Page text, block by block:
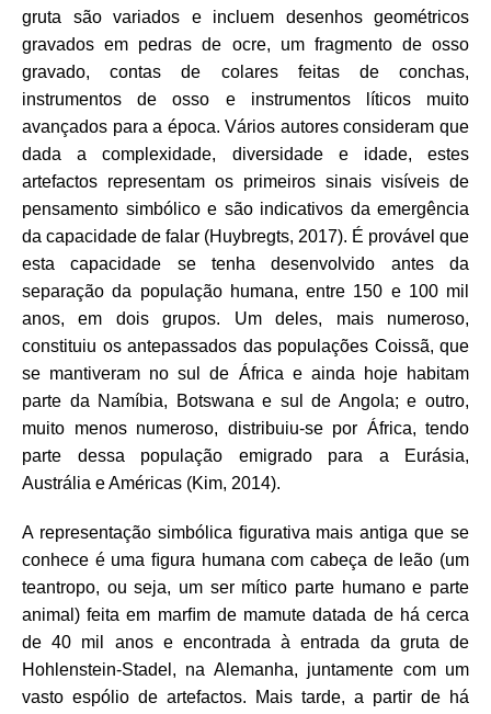
gruta são variados e incluem desenhos geométricos
gravados em pedras de ocre, um fragmento de osso
gravado, contas de colares feitas de conchas,
instrumentos de osso e instrumentos líticos muito
avançados para a época. Vários autores consideram que
dada a complexidade, diversidade e idade, estes
artefactos representam os primeiros sinais visíveis de
pensamento simbólico e são indicativos da emergência
da capacidade de falar (Huybregts, 2017). É provável que
esta capacidade se tenha desenvolvido antes da
separação da população humana, entre 150 e 100 mil
anos, em dois grupos. Um deles, mais numeroso,
constituiu os antepassados das populações Coissã, que
se mantiveram no sul de África e ainda hoje habitam
parte da Namíbia, Botswana e sul de Angola; e outro,
muito menos numeroso, distribuiu-se por África, tendo
parte dessa população emigrado para a Eurásia,
Austrália e Américas (Kim, 2014).
A representação simbólica ﬁgurativa mais antiga que se
conhece é uma ﬁgura humana com cabeça de leão (um
teantropo, ou seja, um ser mítico parte humano e parte
animal) feita em marﬁm de mamute datada de há cerca
de 40 mil anos e encontrada à entrada da gruta de
Hohlenstein-Stadel, na Alemanha, juntamente com um
vasto espólio de artefactos. Mais tarde, a partir de há